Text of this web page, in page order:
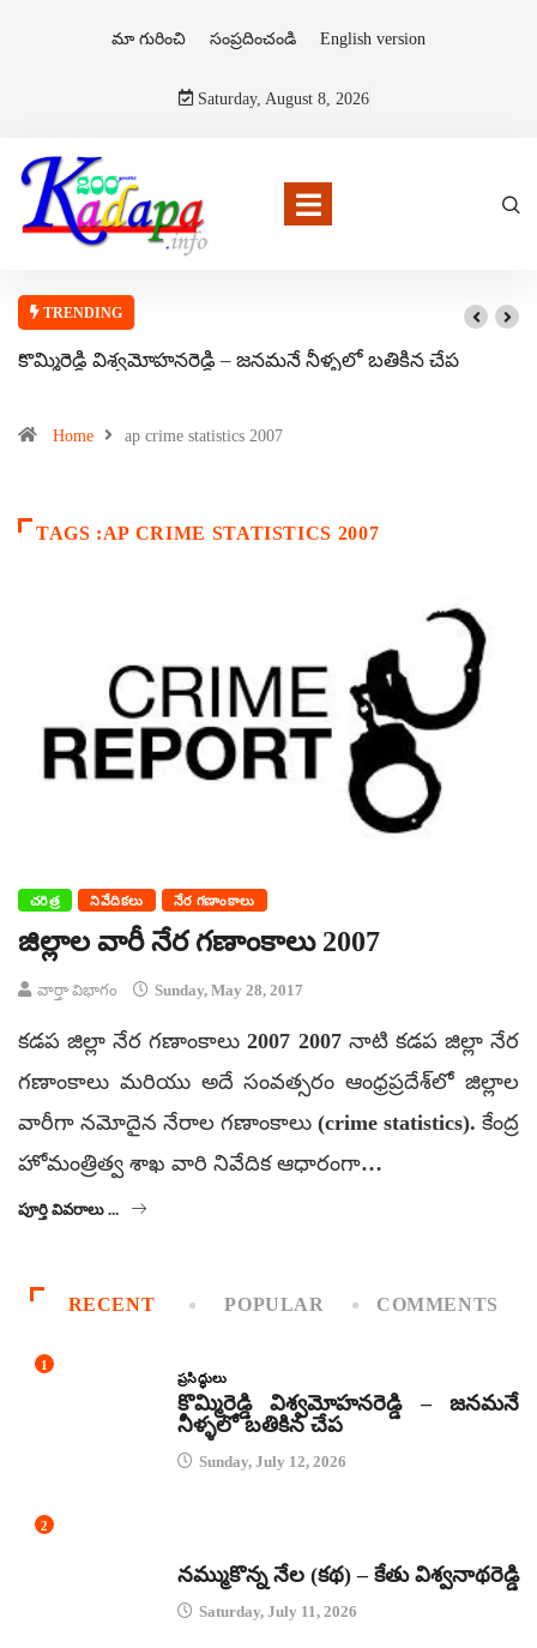
మా గురించి సంప్రదించండి English version
Saturday, August 8, 2026
TRENDING
కొమ్మిరెడ్డి విశ్వమోహనరెడ్డి – జనమనే నీళ్ళలో బతికిన చేప
Home ap crime statistics 2007
TAGS :AP CRIME STATISTICS 2007
చరిత్ర నివేదికలు నేర గణాంకాలు
జిల్లాల వారీ నేర గణాంకాలు 2007
వార్తా విభాగం Sunday, May 28, 2017
కడప జిల్లా నేర గణాంకాలు 2007 2007 నాటి కడప జిల్లా నేర
గణాంకాలు మరియు అదే సంవత్సరం ఆంధ్రప్రదేశ్‌లో జిల్లాల
వారీగా నమోదైన నేరాల గణాంకాలు (crime statistics). కేంద్ర
హోమంత్రిత్వ శాఖ వారి నివేదిక ఆధారంగా…
పూర్తి వివరాలు ...
RECENT POPULAR COMMENTS
1
ప్రసిద్ధులు
కొమ్మిరెడ్డి విశ్వమోహనరెడ్డి – జనమనే
నీళ్ళలో బతికిన చేప
Sunday, July 12, 2026
2
నమ్ముకొన్న నేల (కథ) – కేతు విశ్వనాథరెడ్డి
Saturday, July 11, 2026